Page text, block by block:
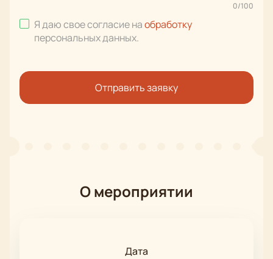
0/100
Я даю свое согласие наобработку
персональных данных.
Отправить заявку
О мероприятии
Дата